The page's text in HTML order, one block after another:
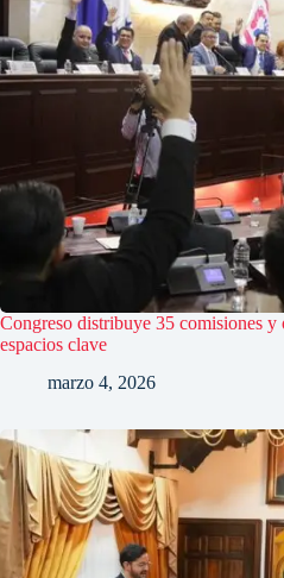
Congreso distribuye 35 comisiones
espacios clave
marzo 4, 2026